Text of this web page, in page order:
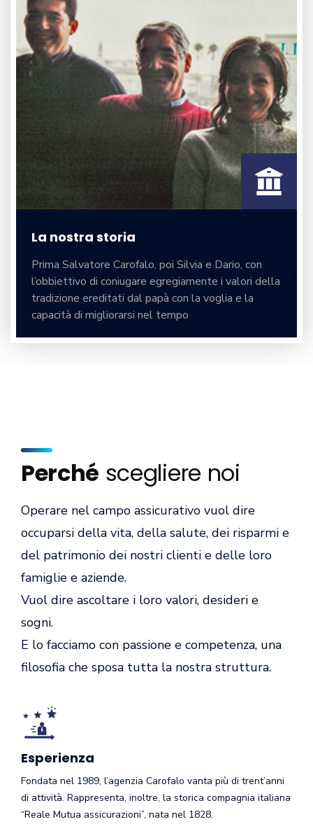
La nostra storia
Prima Salvatore Carofalo, poi Silvia e Dario, con
l’obbiettivo di coniugare egregiamente i valori della
tradizione ereditati dal papà con la voglia e la
capacità di migliorarsi nel tempo
Perché scegliere noi
Operare nel campo assicurativo vuol dire
occuparsi della vita, della salute, dei risparmi e
del patrimonio dei nostri clienti e delle loro
famiglie e aziende.
Vuol dire ascoltare i loro valori, desideri e
sogni.
E lo facciamo con passione e competenza, una
filosofia che sposa tutta la nostra struttura.
Esperienza
Fondata nel 1989, l’agenzia Carofalo vanta più di trent’anni
di attività. Rappresenta, inoltre, la storica compagnia italiana
“Reale Mutua assicurazioni”, nata nel 1828.